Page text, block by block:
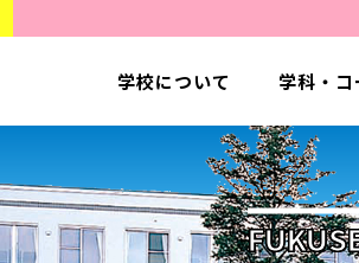
学校について 学科・コ